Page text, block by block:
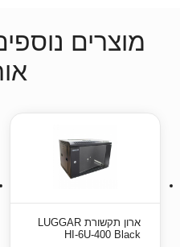
מוצרים
ארון תקשורת LUGGAR
HI-6U-400 Black